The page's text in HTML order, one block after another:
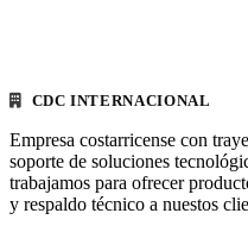
CDC INTERNACIONAL
Empresa costarricense con
soporte de soluciones
trabajamos para ofrecer
y respaldo técnico a nuestos